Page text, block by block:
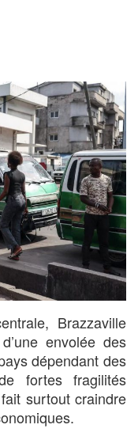
Brazzaville
envolée des
dépendant des
fortes fragilités
surtout craindre